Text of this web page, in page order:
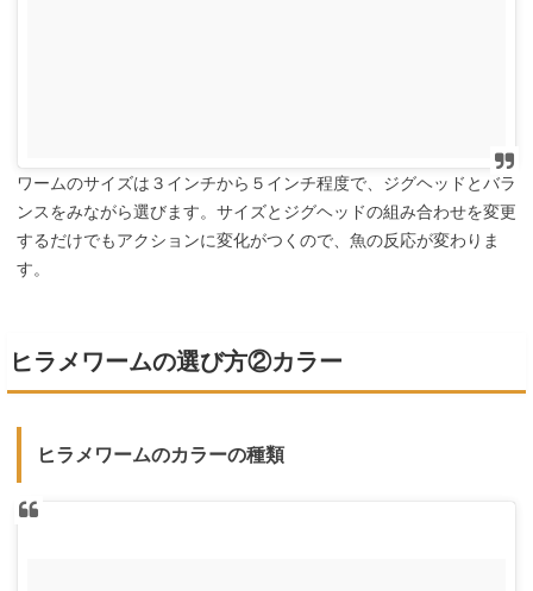
ワームのサイズは３インチから５インチ程度で、ジグヘッドとバラ
ンスをみながら選びます。サイズとジグヘッドの組み合わせを変更
するだけでもアクションに変化がつくので、魚の反応が変わりま
す。
ヒラメワームの選び方②カラー
ヒラメワームのカラーの種類